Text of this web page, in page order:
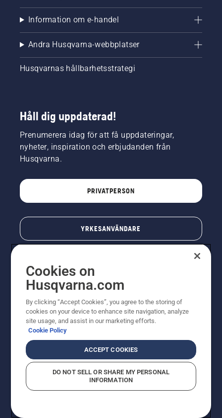
Information om e-handel
Andra Husqvarna-webbplatser
Husqvarnas hållbarhetsstrategi
Håll dig uppdaterad!
Prenumerera idag för att få uppdateringar,
nyheter, inspiration och erbjudanden från
Husqvarna.
PRIVATPERSON
YRKESANVÄNDARE
© Husqvarna AB (publ). All rights reserved. Priserna
som visas är rekommenderade cirkapriser. Alla angivna
priser är rekommenderade försäljningspriser (inkl.
moms) om inte produkten är tillgänglig för direkt köp.
CookiepolicyAnvändningsvillkor Sekretessmeddelande
Rapportera misstänkta överträdelser
Cookies on
Husqvarna.com
By clicking “Accept Cookies”, you agree to the storing of
cookies on your device to enhance site navigation, analyze
site usage, and assist in our marketing efforts.
Cookie Policy
ACCEPT COOKIES
DO NOT SELL OR SHARE MY PERSONAL
INFORMATION